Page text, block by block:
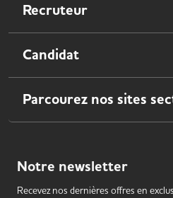
Recruteur
Candidat
Parcourez nos sites
Notre newsletter
Recevez nos dernières offres en